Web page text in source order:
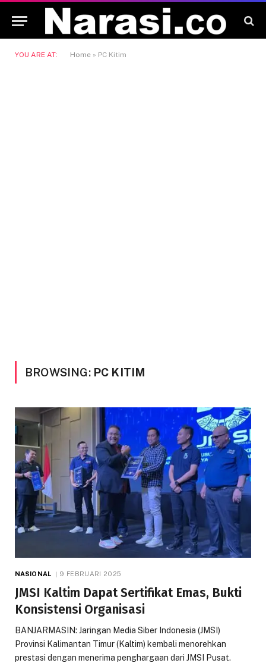
YOU ARE AT: Home » PC Kitim
BROWSING: PC KITIM
NASIONAL 9 FEBRUARI 2025
JMSI Kaltim Dapat Sertifikat Emas, Bukti
Konsistensi Organisasi
BANJARMASIN: Jaringan Media Siber Indonesia (JMSI)
Provinsi Kalimantan Timur (Kaltim) kembali menorehkan
prestasi dengan menerima penghargaan dari JMSI Pusat.